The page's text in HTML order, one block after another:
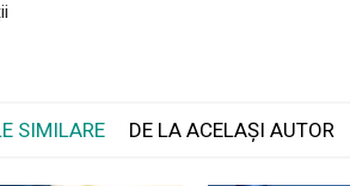
SIMILARE DE LA ACELAȘI AUTOR